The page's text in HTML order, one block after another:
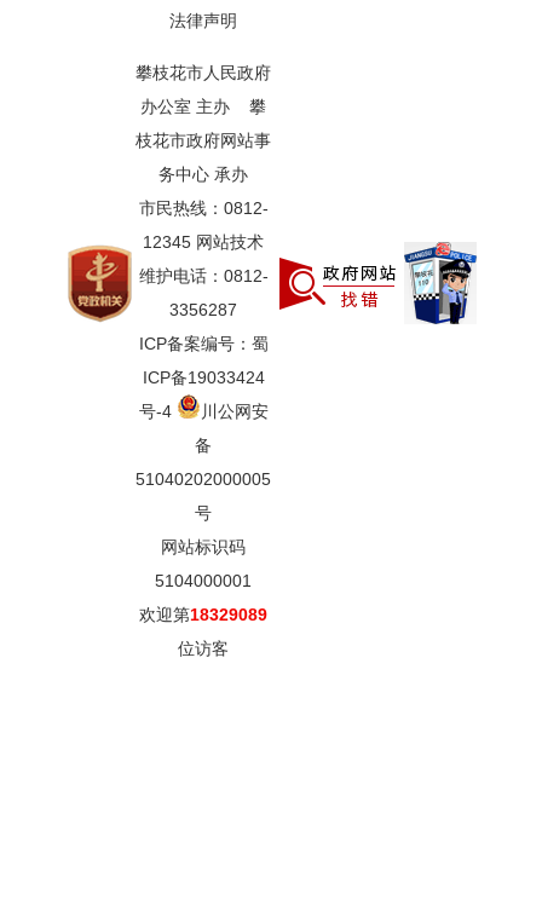
法律声明
攀枝花市人民政府
办公室 主办 攀
枝花市政府网站事
务中心 承办
市民热线：0812-
12345 网站技术
维护电话：0812-
3356287
ICP备案编号：蜀
ICP备19033424
号-4
川公网安
备
51040202000005
号
网站标识码
5104000001
欢迎第18329089
位访客